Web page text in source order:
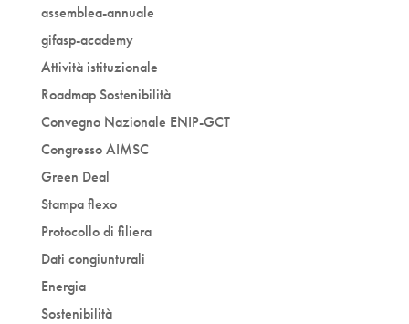
assemblea-annuale
gifasp-academy
Attività istituzionale
Roadmap Sostenibilità
Convegno Nazionale ENIP-GCT
Congresso AIMSC
Green Deal
Stampa flexo
Protocollo di filiera
Dati congiunturali
Energia
Sostenibilità